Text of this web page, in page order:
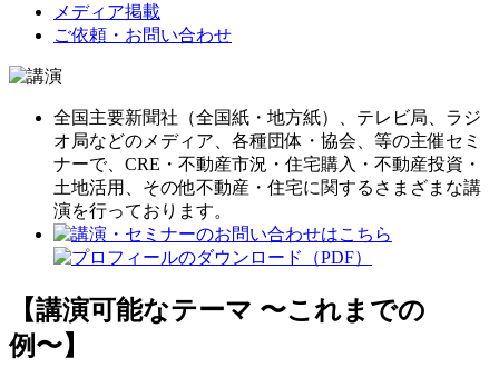
メディア掲載
ご依頼・お問い合わせ
全国主要新聞社（全国紙・地方紙）、テレビ局、ラジ
オ局などのメディア、各種団体・協会、等の主催セミ
ナーで、CRE・不動産市況・住宅購入・不動産投資・
土地活用、その他不動産・住宅に関するさまざまな講
演を行っております。
【講演可能なテーマ 〜これまでの
例〜】